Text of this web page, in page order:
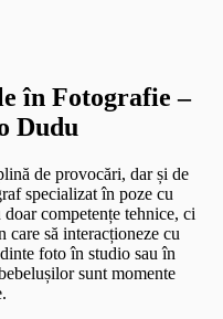
în Fotografie –
Dudu
de provocări, dar și de
specializat în poze cu
doar competențe tehnice, ci
să interacționeze cu
foto în studio sau în
sunt momente